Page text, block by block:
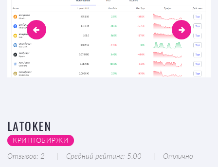
LATOKEN
КРИПТОБИРЖИ
Отзывов: 2 Средний рейтинг: 5.00 Отлично